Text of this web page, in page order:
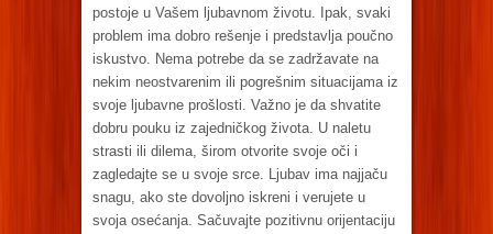
postoje u Vašem ljubavnom životu. Ipak, svaki
problem ima dobro rešenje i predstavlja poučno
iskustvo. Nema potrebe da se zadržavate na
nekim neostvarenim ili pogrešnim situacijama iz
svoje ljubavne prošlosti. Važno je da shvatite
dobru pouku iz zajedničkog života. U naletu
strasti ili dilema, širom otvorite svoje oči i
zagledajte se u svoje srce. Ljubav ima najjaču
snagu, ako ste dovoljno iskreni i verujete u
svoja osećanja. Sačuvajte pozitivnu orijentaciju